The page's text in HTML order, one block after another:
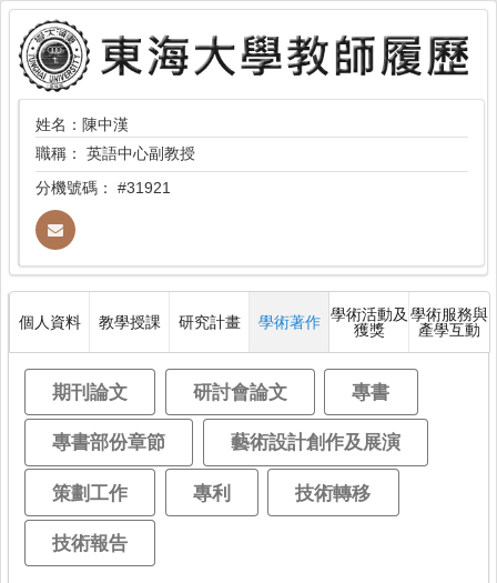
姓名：陳中漢
職稱： 英語中心副教授
分機號碼： #31921
個人資料 教學授課 研究計畫 學術著作 學術活動及
獲獎
學術服務與
產學互動
期刊論文 研討會論文 專書
專書部份章節 藝術設計創作及展演
策劃工作 專利 技術轉移
技術報告